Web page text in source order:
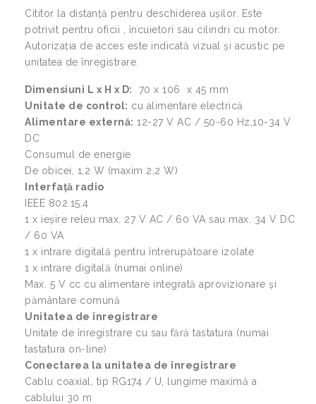
Cititor la distanță pentru deschiderea ușilor. Este
potrivit pentru oficii , încuietori sau cilindri cu motor.
Autorizația de acces este indicată vizual și acustic pe
unitatea de înregistrare.
Dimensiuni L x H x D: 70 x 106 x 45 mm
Unitate de control: cu alimentare electrică
Alimentare externă: 12-27 V AC / 50-60 Hz,10-34 V
DC
Consumul de energie
De obicei, 1,2 W (maxim 2,2 W)
Interfață radio
IEEE 802.15.4
1 x ieșire releu max. 27 V AC / 60 VA sau max. 34 V DC
/ 60 VA
1 x intrare digitală pentru întrerupătoare izolate
1 x intrare digitală (numai online)
Max. 5 V cc cu alimentare integrată aprovizionare și
pământare comună
Unitatea de înregistrare
Unitate de înregistrare cu sau fără tastatura (numai
tastatura on-line)
Conectarea la unitatea de înregistrare
Cablu coaxial, tip RG174 / U, lungime maximă a
cablului 30 m